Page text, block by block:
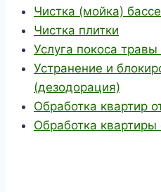
Чистка (мойка)
Чистка плитки
Услуга покоса травы
Устранение и
(дезодорация)
Обработка квартир
Обработка квартиры